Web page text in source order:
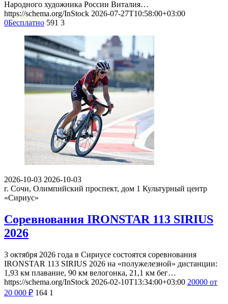
Народного художника России Виталия…
https://schema.org/InStock 2026-07-27T10:58:00+03:00
0Бесплатно 591 3
2026-10-03 2026-10-03
г. Сочи, Олимпийский проспект, дом 1 Культурный центр
«Сириус»
Соревнования IRONSTAR 113 SIRIUS
2026
3 октября 2026 года в Сириусе состоятся соревнования
IRONSTAR 113 SIRIUS 2026 на «полужелезной» дистанции:
1,93 км плавание, 90 км велогонка, 21,1 км бег…
https://schema.org/InStock 2026-02-10T13:34:00+03:00 20000 от
20 000 ₽ 164 1